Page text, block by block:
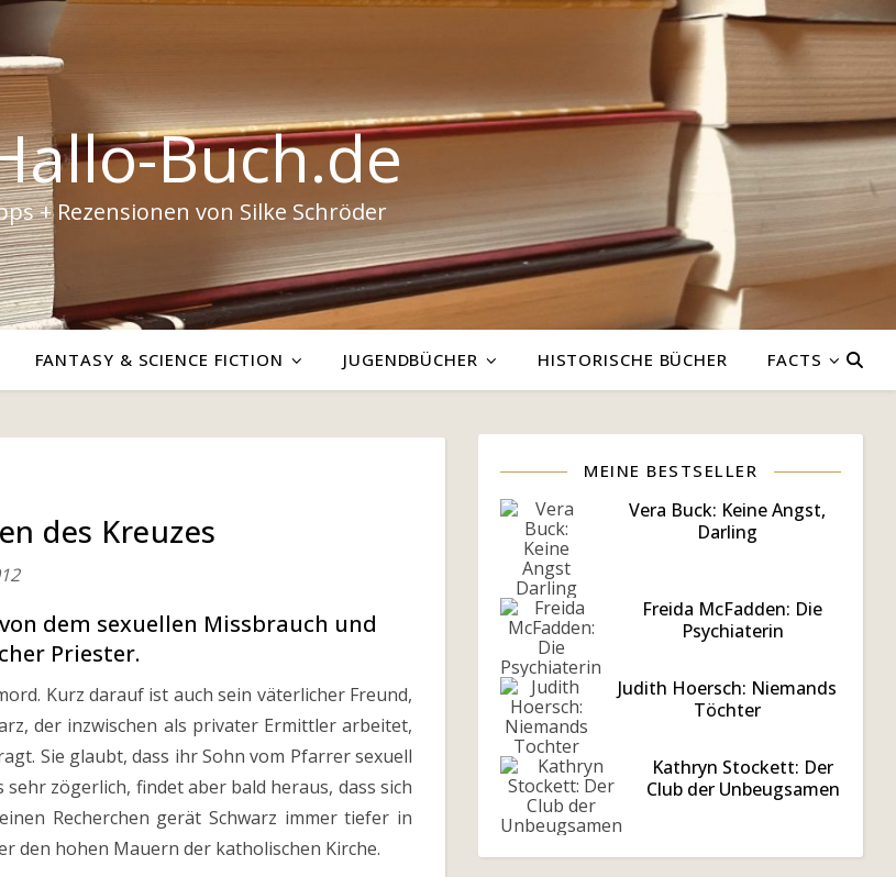
Buch.de
+ Rezensionen von Silke Schröder
FANTASY & SCIENCE FICTION JUGENDBÜCHER HISTORISCHE BÜCHER FACTS
des Kreuzes
von dem sexuellen Missbrauch und
Priester.
Kurz darauf ist auch sein väterlicher Freund,
der inzwischen als privater Ermittler arbeitet,
Sie glaubt, dass ihr Sohn vom Pfarrer sexuell
zögerlich, findet aber bald heraus, dass sich
Recherchen gerät Schwarz immer tiefer in
den hohen Mauern der katholischen Kirche.
MEINE BESTSELLER
Vera Buck: Keine Angst,
Darling
Freida McFadden: Die
Psychiaterin
Judith Hoersch: Niemands
Töchter
Kathryn Stockett: Der
Club der Unbeugsamen